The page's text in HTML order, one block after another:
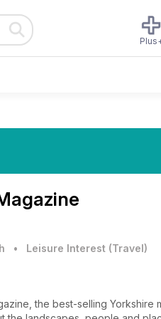
• Leisure Interest (Travel)
the best-selling Yorkshire